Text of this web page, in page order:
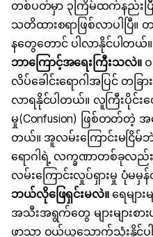
တစ်ပတ်မှာ ၃ကြိမ်ထက်နည်းပြီ
သတိထားစရာဖြစ်လာပါပြီ။
နတွေတောင် ပါလာနိုင်ပါတယ်။
ဘာကြောင့်အရေးကြီးသလဲ။ဝ
လိပ်ခေါင်းရောဂါ အပြင် တခ
လာရနိုင်ပါတယ်။ လူကြီးပိုင်
မှု(Confusion) ဖြစ်တတ်တဲ့ အ
တယ်။ အူလမ်းကြောင်းမငြိ
ရောဂါရဲ့ လက္ခဏာတစ်ခုလည်
လမ်းကြောင်းလှုပ်ရှားမှု ပုံမမှ
ဘယ်လိုဖြေရှင်းမလဲ။ရေများ
အသီးအရွက်တွေ များများစာ
ဖာသာ ဝယ်ယူသောက်သုံးနိုင်